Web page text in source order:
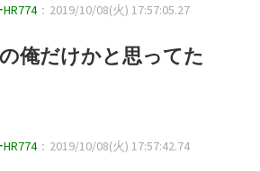
：2019/10/08(火) 17:57:05.27
俺だけかと思ってた
：2019/10/08(火) 17:57:42.74